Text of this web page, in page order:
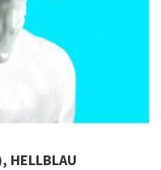
HELLBLAU